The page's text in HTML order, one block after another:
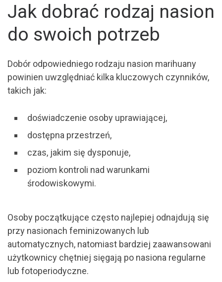
Jak dobrać rodzaj nasion
do swoich potrzeb
Dobór odpowiedniego rodzaju nasion marihuany
powinien uwzględniać kilka kluczowych czynników,
takich jak:
doświadczenie osoby uprawiającej,
dostępna przestrzeń,
czas, jakim się dysponuje,
poziom kontroli nad warunkami
środowiskowymi.
Osoby początkujące często najlepiej odnajdują się
przy nasionach feminizowanych lub
automatycznych, natomiast bardziej zaawansowani
użytkownicy chętniej sięgają po nasiona regularne
lub fotoperiodyczne.